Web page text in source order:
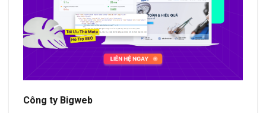
Công ty Bigweb